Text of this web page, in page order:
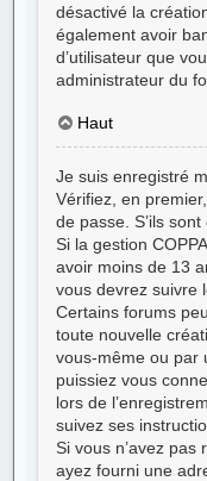
désactivé la
également avoir
d’utilisateur que
administrateur du
Haut
Je suis enregistré
Vérifiez, en
de passe. S’ils
Si la gestion
avoir moins de 13
vous devrez suivre
Certains forums
toute nouvelle
vous-même ou par
puissiez vous
lors de
suivez ses
Si vous n’avez
ayez fourni une